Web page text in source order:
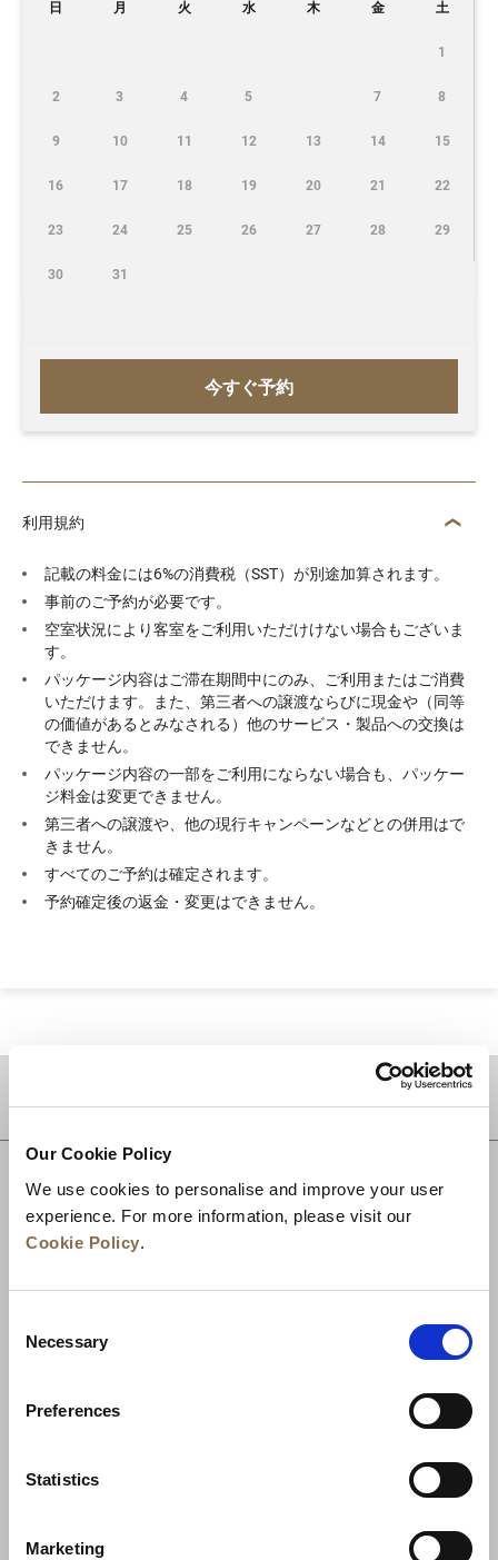
Our Cookie Policy
We use cookies to personalise and improve your user
experience. For more information, please visit our
Cookie Policy.
Selection
Necessary
Preferences
Statistics
Marketing
今すぐ予約
日 月 火 水 木 金 土
1
2 3 4 5 7 8
9 10 11 12 13 14 15
16 17 18 19 20 21 22
23 24 25 26 27 28 29
30 31
利用規約
記載の料金には6%の消費税（SST）が別途加算されます。
事前のご予約が必要です。
空室状況により客室をご利用いただけけない場合もございま
す。
パッケージ内容はご滞在期間中にのみ、ご利用またはご消費
いただけます。また、第三者への譲渡ならびに現金や（同等
の価値があるとみなされる）他のサービス・製品への交換は
できません。
パッケージ内容の一部をご利用にならない場合も、パッケー
ジ料金は変更できません。
第三者への譲渡や、他の現行キャンペーンなどとの併用はで
きません。
すべてのご予約は確定されます。
予約確定後の返金・変更はできません。